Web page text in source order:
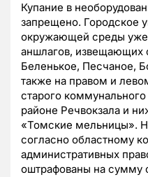
Купание в
запрещено. Городское
окружающей среды уже
аншлагов, извещающих
Беленькое, Песчаное,
также на правом и
старого
районе Речвокзала и
«Томские мельницы».
согласно областному
административных
оштрафованы на сумму